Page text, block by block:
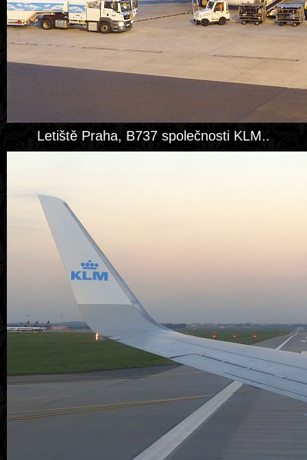
Letiště Praha, B737 společnosti KLM..